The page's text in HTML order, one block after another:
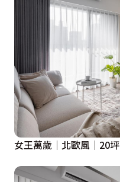
女王萬歲│北歐風│20坪